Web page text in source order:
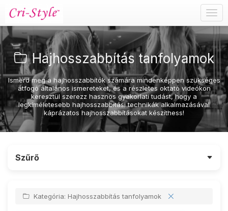
Hajhosszabbítás tanfolyamok
Ismerd meg a hajhosszabbítók számára mindenképpen szükséges
átfogó általános ismereteket, és a részletes oktató videókon
keresztül szerezz hasznos gyakorlati tudást, hogy a
legkíméletesebb hajhosszabbítási technikák alkalmazásával
káprázatos hajhosszabbításokat készíthess!
Szűrő
Kategória: Hajhosszabbítás tanfolyamok